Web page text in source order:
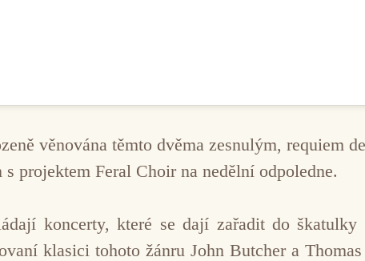
věnována těmto dvěma zesnulým, requiem
projektem Feral Choir na nedělní odpoledne.
koncerty, které se dají zařadit do
klasici tohoto žánru John Butcher a